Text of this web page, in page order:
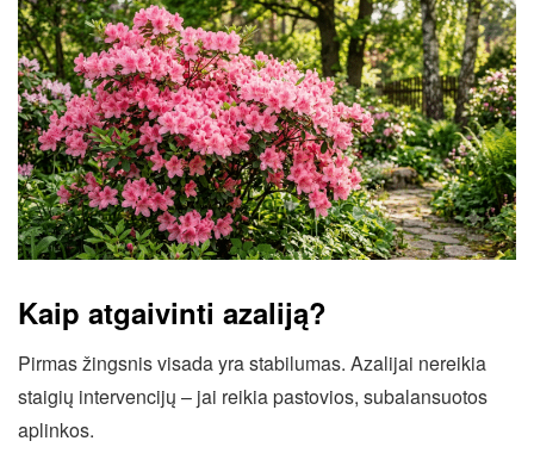
Kaip atgaivinti azaliją?
Pirmas žingsnis visada yra stabilumas. Azalijai nereikia
staigių intervencijų – jai reikia pastovios, subalansuotos
aplinkos.